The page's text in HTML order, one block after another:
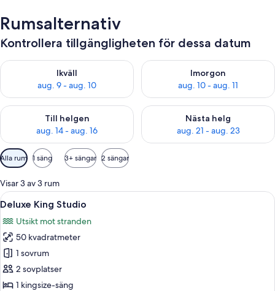
Rumsalternativ
Kontrollera tillgängligheten för dessa datum
Ikväll
aug. 9 - aug. 10
Kontrollera tillgängligheten för ikväll aug. 9 - aug. 10
Imorgon
aug. 10 - aug. 11
Kontrollera tillgängligheten
Till helgen
aug. 14 - aug. 16
Kontrollera tillgängligheten för den här helgen aug. 14 - aug.
Nästa helg
aug. 21 - aug. 23
Kontrollera tillgängligheten
Tillgängliga
filter
för
rum
Alla rum 1 säng 3+ sängar 2 sängar
Visar 3 av 3 rum
Öppna
alla
foton
för
Deluxe
King
Studio
Ett stort, fristående badkar med
8
Deluxe King Studio
Utsikt mot stranden
50 kvadratmeter
1 sovrum
2 sovplatser
1 kingsize-säng